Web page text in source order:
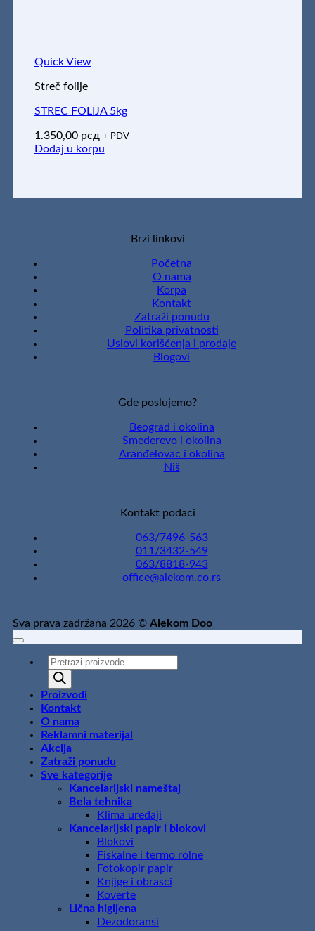
Quick View
Streč folije
STREC FOLIJA 5kg
1.350,00 рсд + PDV
Dodaj u korpu
Brzi linkovi
Početna
O nama
Korpa
Kontakt
Zatraži ponudu
Politika privatnosti
Uslovi korišćenja i prodaje
Blogovi
Gde poslujemo?
Beograd i okolina
Smederevo i okolina
Aranđelovac i okolina
Niš
Kontakt podaci
063/7496-563
011/3432-549
063/8818-943
office@alekom.co.rs
Sva prava zadržana 2026 © Alekom Doo
Products
search
Proizvodi
Kontakt
O nama
Reklamni materijal
Akcija
Zatraži ponudu
Sve kategorije
Kancelarijski nameštaj
Bela tehnika
Klima uređaji
Kancelarijski papir i blokovi
Blokovi
Fiskalne i termo rolne
Fotokopir papir
Knjige i obrasci
Koverte
Lična higijena
Dezodoransi